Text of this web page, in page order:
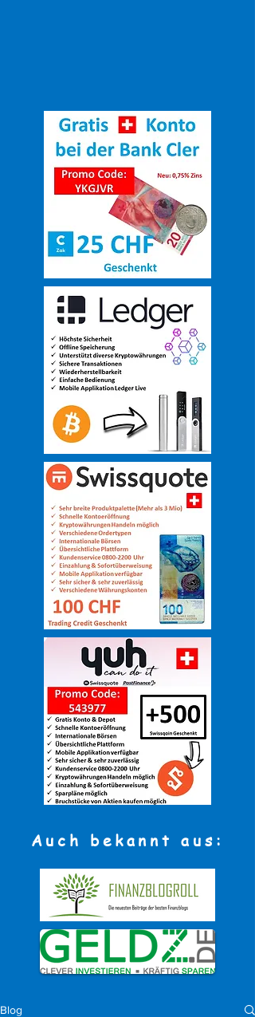
Auch bekannt aus:
Blog